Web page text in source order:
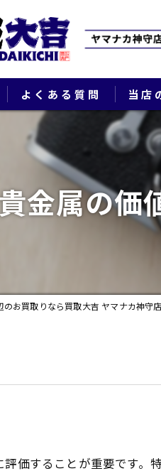
よくある質問 当店
ブラン
貴金属
切手
生前
金属の価
のお買取りなら買取大吉 ヤマナカ神守店
価することが重要です。